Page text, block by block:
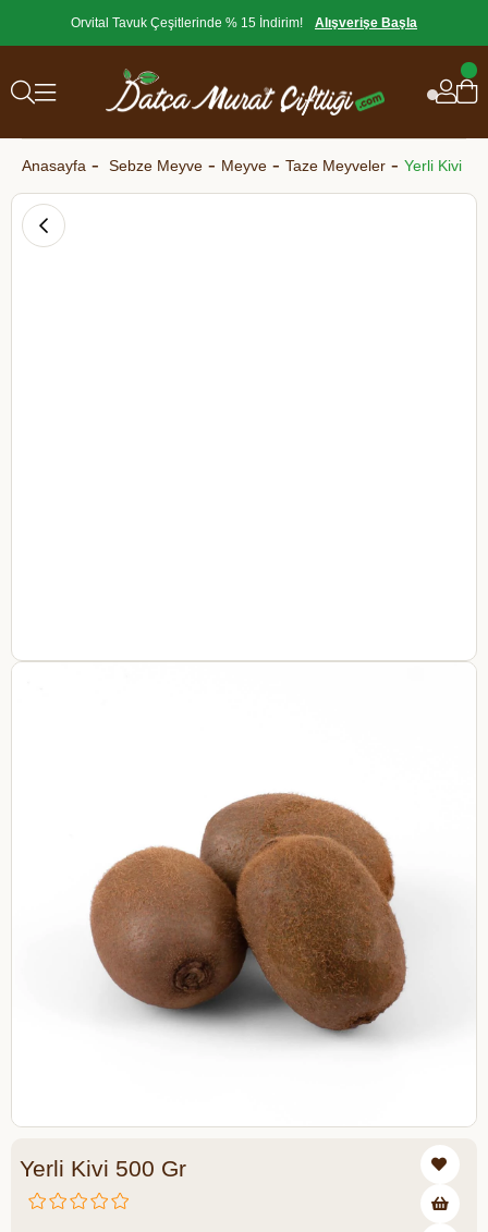
Orvital Tavuk Çeşitlerinde % 15 İndirim! Alışverişe Başla
Anasayfa Sebze Meyve Meyve Taze Meyveler Yerli Kivi
Yerli Kivi 500 Gr